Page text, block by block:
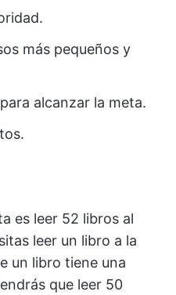
más pequeños y
alcanzar la meta.
es leer 52 libros al
leer un libro a la
un libro tiene una
que leer 50